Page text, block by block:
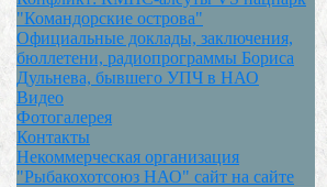
"Командорские острова"
Официальные доклады, заключения,
бюллетени, радиопрограммы Бориса
Дульнева, бывшего УПЧ в НАО
Видео
Фотогалерея
Контакты
Некоммерческая организация
"Рыбакохотсоюз НАО" сайт на сайте